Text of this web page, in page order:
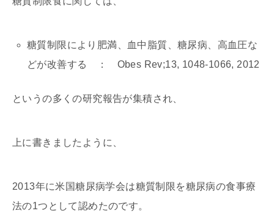
糖質制限により肥満、血中脂質、糖尿病、高血圧な
どが改善する ： Obes Rev;13, 1048-1066, 2012
というの多くの研究報告が集積され、
上に書きましたように、
2013年に米国糖尿病学会は糖質制限を糖尿病の食事療
法の1つとして認めたのです。